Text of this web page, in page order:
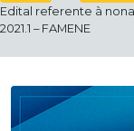
Edital referente à
2021.1 – FAMENE